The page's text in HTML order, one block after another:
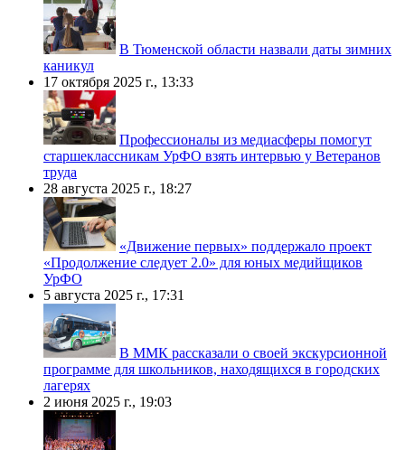
В Тюменской области назвали даты зимних
каникул
17 октября 2025 г., 13:33
Профессионалы из медиасферы помогут
старшеклассникам УрФО взять интервью у Ветеранов
труда
28 августа 2025 г., 18:27
«Движение первых» поддержало проект
«Продолжение следует 2.0» для юных медийщиков
УрФО
5 августа 2025 г., 17:31
В ММК рассказали о своей экскурсионной
программе для школьников, находящихся в городских
лагерях
2 июня 2025 г., 19:03